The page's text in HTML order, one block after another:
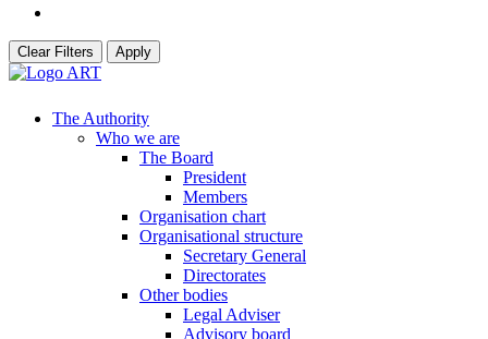
Clear Filters Apply
The Authority
Who we are
The Board
President
Members
Organisation chart
Organisational structure
Secretary General
Directorates
Other bodies
Legal Adviser
Advisory board